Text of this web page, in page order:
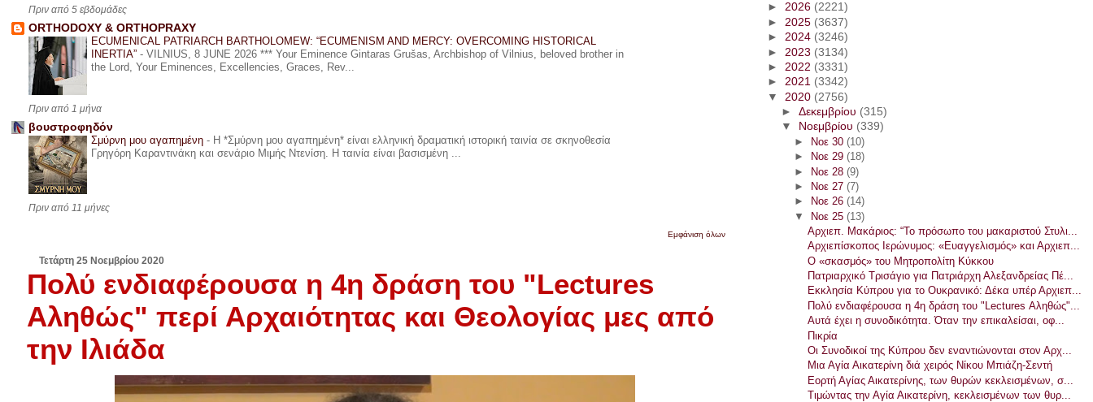
Πριν από 5 εβδομάδες
ORTHODOXY & ORTHOPRAXY
ECUMENICAL PATRIARCH BARTHOLOMEW: “ECUMENISM AND MERCY: OVERCOMING HISTORICAL
INERTIA” - VILNIUS, 8 JUNE 2026 *** Your Eminence Gintaras Grušas, Archbishop of Vilnius, beloved brother in
the Lord, Your Eminences, Excellencies, Graces, Rev...
Πριν από 1 μήνα
βουστροφηδόν
Σμύρνη μου αγαπημένη - Η *Σμύρνη μου αγαπημένη* είναι ελληνική δραματική ιστορική ταινία σε σκηνοθεσία
Γρηγόρη Καραντινάκη και σενάριο Μιμής Ντενίση. Η ταινία είναι βασισμένη ...
Πριν από 11 μήνες
Εμφάνιση όλων
Τετάρτη 25 Νοεμβρίου 2020
Πολύ ενδιαφέρουσα η 4η δράση του "Lectures
Αληθώς" περί Αρχαιότητας και Θεολογίας μες από
την Ιλιάδα
►2026 (2221)
► 2025 (3637)
►2024 (3246)
► 2023 (3134)
► 2022 (3331)
►2021 (3342)
▼ 2020 (2756)
► Δεκεμβρίου (315)
▼
Νοεμβρίου (339)
►
Νοε 30 (10)
►
Νοε 29 (18)
► Νοε 28 (9)
►
Νοε 27 (7)
►
Νοε 26 (14)
▼ Νοε 25 (13)
Αρχιεπ. Μακάριος: “Το πρόσωπο του μακαριστού Στυλι...
Αρχιεπίσκοπος Ιερώνυμος: «Ευαγγελισμός» και Αρχιεπ...
Ο «σκασμός» του Μητροπολίτη Κύκκου
Πατριαρχικό Τρισάγιο για Πατριάρχη Αλεξανδρείας Πέ...
Εκκλησία Κύπρου για το Ουκρανικό: Δέκα υπέρ Αρχιεπ...
Πολύ ενδιαφέρουσα η 4η δράση του "Lectures Αληθώς"...
Αυτά έχει η συνοδικότητα. Όταν την επικαλείσαι, οφ...
Πικρία
Οι Συνοδικοί της Κύπρου δεν εναντιώνονται στον Αρχ...
Μια Αγία Αικατερίνη διά χειρός Νίκου Μπιάζη-Σεντή
Εορτή Αγίας Αικατερίνης, των θυρών κεκλεισμένων, σ...
Τιμώντας την Αγία Αικατερίνη, κεκλεισμένων των θυρ...